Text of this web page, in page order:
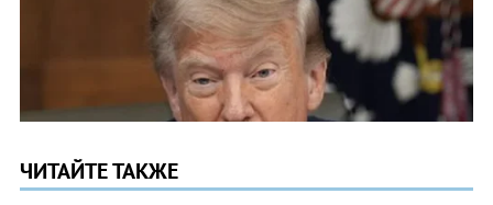
ЧИТАЙТЕ ТАКЖЕ